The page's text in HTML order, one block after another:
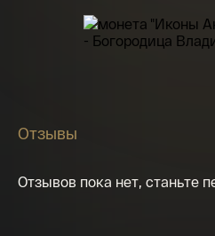
Тихона (Белавина). После
Смоленской пустыни
честь:
Отзывы
Отзывов пока нет, станьте